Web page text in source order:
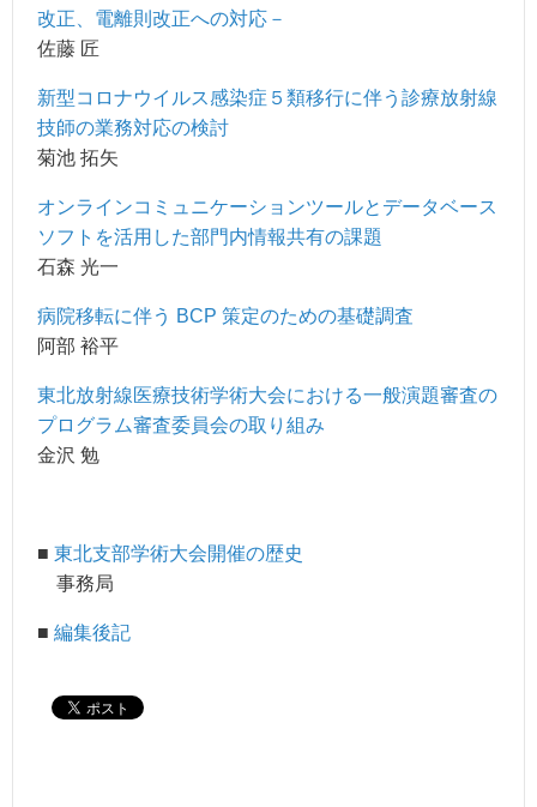
改正、電離則改正への対応－
佐藤 匠
新型コロナウイルス感染症５類移行に伴う診療放射線
技師の業務対応の検討
菊池 拓矢
オンラインコミュニケーションツールとデータベース
ソフトを活用した部門内情報共有の課題
石森 光一
病院移転に伴う BCP 策定のための基礎調査
阿部 裕平
東北放射線医療技術学術大会における一般演題審査の
プログラム審査委員会の取り組み
金沢 勉
■ 東北支部学術大会開催の歴史
事務局
■ 編集後記